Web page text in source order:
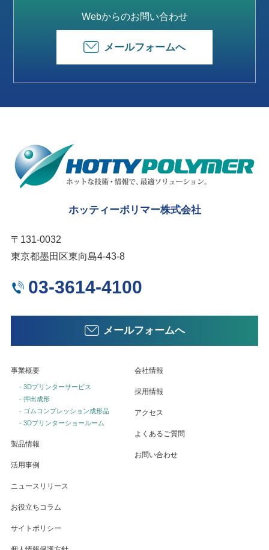
Webからのお問い合わせ
メールフォームへ
ホッティーポリマー株式会社
〒131-0032
東京都墨田区東向島4-43-8
03-3614-4100
メールフォームへ
事業概要
- 3Dプリンターサービス
- 押出成形
- ゴムコンプレッション成形品
- 3Dプリンターショールーム
製品情報
活用事例
ニュースリリース
お役立ちコラム
会社情報
採用情報
アクセス
よくあるご質問
お問い合わせ
サイトポリシー